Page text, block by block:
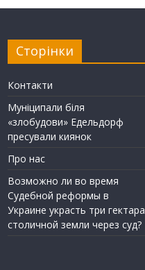
Сторінки
Контакти
Муніципали біля
«злобудови» Едельдорф
пресували киянок
Про нас
Возможно ли во время
Судебной реформы в
Украине украсть три гектара
столичной земли через суд?